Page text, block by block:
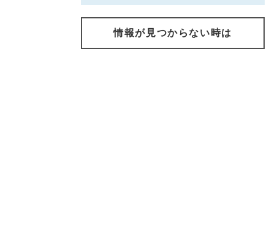
情報が見つからない時は